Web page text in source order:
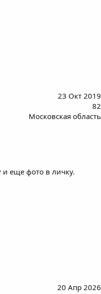
23 Окт 2019
82
Московская область
и еще фото в личку.
20 Апр 2026